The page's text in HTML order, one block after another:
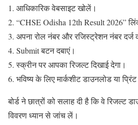
आधिकारिक वेबसाइट खोलें।
“CHSE Odisha 12th Result 2026”
अपना रोल नंबर और रजिस्ट्रेशन नंबर दर्ज
Submit बटन दबाएं।
स्क्रीन पर आपका रिजल्ट दिखाई देगा।
भविष्य के लिए मार्कशीट डाउनलोड या
बोर्ड ने छात्रों को सलाह दी है कि वे रिजल्ट
विवरण ध्यान से जांच लें।